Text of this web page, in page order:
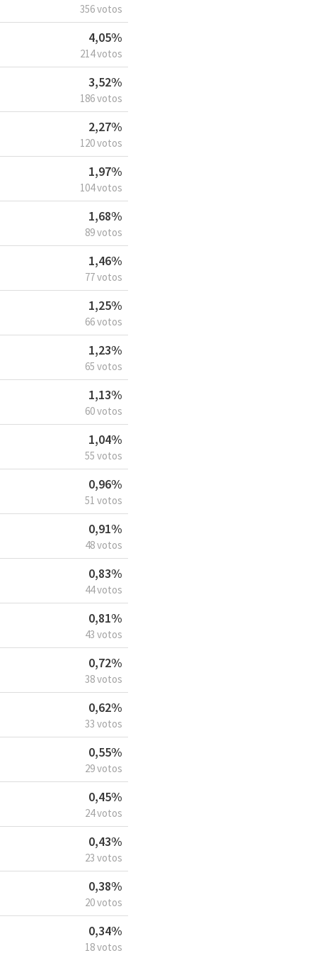
356 votos
4,05%
214 votos
3,52%
186 votos
2,27%
120 votos
1,97%
104 votos
1,68%
89 votos
1,46%
77 votos
1,25%
66 votos
1,23%
65 votos
1,13%
60 votos
1,04%
55 votos
0,96%
51 votos
0,91%
48 votos
0,83%
44 votos
0,81%
43 votos
0,72%
38 votos
0,62%
33 votos
0,55%
29 votos
0,45%
24 votos
0,43%
23 votos
0,38%
20 votos
0,34%
18 votos